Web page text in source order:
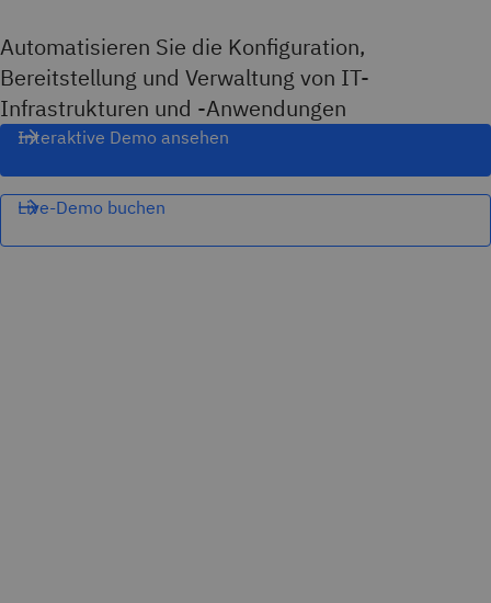
Automatisieren Sie die Konfiguration,
Bereitstellung und Verwaltung von IT-
Infrastrukturen und -Anwendungen
Interaktive Demo ansehen
Live-Demo buchen